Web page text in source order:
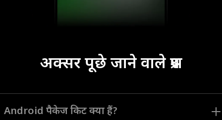
अक्सर पूछे जाने वाले प्रश्न
Android पैकेज किट क्या हैं?